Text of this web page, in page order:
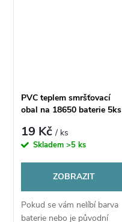
PVC teplem smršťovací
obal na 18650 baterie 5ks
19 Kč/ ks
Skladem>5 ks
ZOBRAZIT
Pokud se vám nelíbí barva
baterie nebo je původní